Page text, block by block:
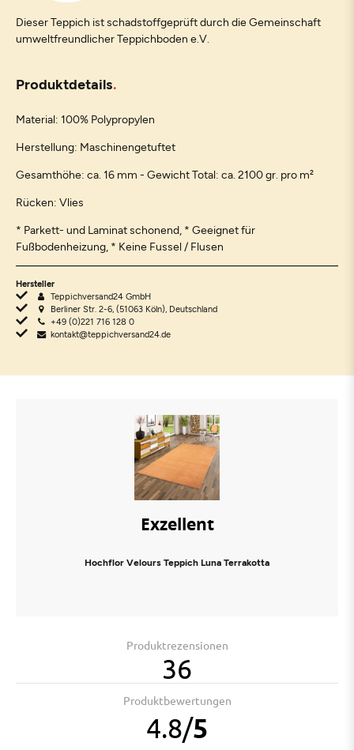
Dieser Teppich ist schadstoffgeprüft durch die Gemeinschaft
umweltfreundlicher Teppichboden e.V.
Produktdetails
Material: 100% Polypropylen
Herstellung: Maschinengetuftet
Gesamthöhe: ca. 16 mm - Gewicht Total: ca. 2100 gr. pro m²
Rücken: Vlies
* Parkett- und Laminat schonend, * Geeignet für
Fußbodenheizung, * Keine Fussel / Flusen
Hersteller
Teppichversand24 GmbH
Berliner Str. 2-6, (51063 Köln), Deutschland
+49 (0)221 716 128 0
kontakt@teppichversand24.de
Exzellent
Hochflor Velours Teppich Luna Terrakotta
Produktrezensionen
36
Produktbewertungen
4.8/5